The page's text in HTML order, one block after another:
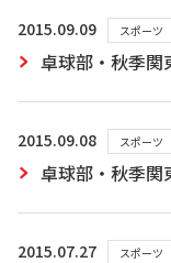
2015.09.09 スポーツ
卓球部・秋季関
2015.09.08 スポーツ
卓球部・秋季関
2015.07.27 スポーツ